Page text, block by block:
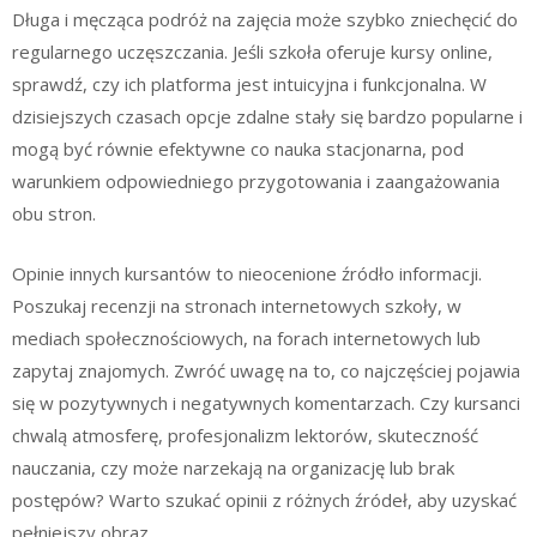
Długa i męcząca podróż na zajęcia może szybko zniechęcić do
regularnego uczęszczania. Jeśli szkoła oferuje kursy online,
sprawdź, czy ich platforma jest intuicyjna i funkcjonalna. W
dzisiejszych czasach opcje zdalne stały się bardzo popularne i
mogą być równie efektywne co nauka stacjonarna, pod
warunkiem odpowiedniego przygotowania i zaangażowania
obu stron.
Opinie innych kursantów to nieocenione źródło informacji.
Poszukaj recenzji na stronach internetowych szkoły, w
mediach społecznościowych, na forach internetowych lub
zapytaj znajomych. Zwróć uwagę na to, co najczęściej pojawia
się w pozytywnych i negatywnych komentarzach. Czy kursanci
chwalą atmosferę, profesjonalizm lektorów, skuteczność
nauczania, czy może narzekają na organizację lub brak
postępów? Warto szukać opinii z różnych źródeł, aby uzyskać
pełniejszy obraz.